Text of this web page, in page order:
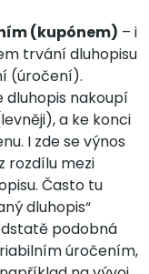
(kupónem) – i
trvání dluhopisu
(úročení).
dluhopis nakoupí
a ke konci
I zde se výnos
rozdílu mezi
Často tu
dluhopis“
podobná
úročením,